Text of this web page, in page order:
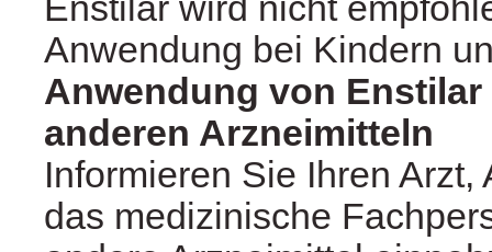
Anwendung bei Kindern
Anwendung von Enstilar
anderen Arzneimitteln
Informieren Sie Ihren Arzt,
das medizinische